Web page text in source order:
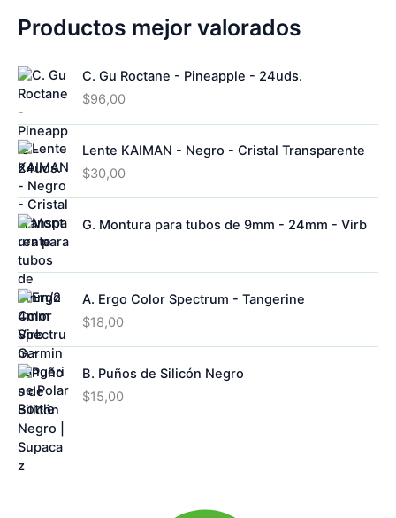
Productos mejor valorados
C. Gu Roctane - Pineapple - 24uds.
$96,00
Lente KAIMAN - Negro - Cristal Transparente
$30,00
G. Montura para tubos de 9mm - 24mm - Virb
A. Ergo Color Spectrum - Tangerine
$18,00
B. Puños de Silicón Negro
$15,00